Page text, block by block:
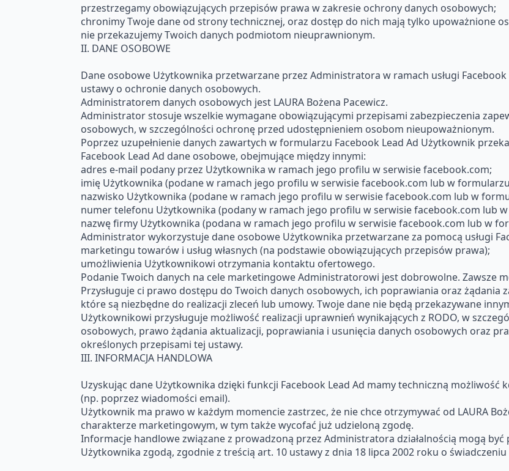
przestrzegamy obowiązujących przepisów prawa w zakresie ochrony danych osobowych;
chronimy Twoje dane od strony technicznej, oraz dostęp do nich mają tylko upoważnione
nie przekazujemy Twoich danych podmiotom nieuprawnionym.
II. DANE OSOBOWE
Dane osobowe Użytkownika przetwarzane przez Administratora w ramach usługi
ustawy o ochronie danych osobowych.
Administratorem danych osobowych jest LAURA Bożena Pacewicz.
Administrator stosuje wszelkie wymagane obowiązującymi przepisami zabezpieczenia
osobowych, w szczególności ochronę przed udostępnieniem osobom nieupoważnionym.
Poprzez uzupełnienie danych zawartych w formularzu Facebook Lead Ad Użytkownik
Facebook Lead Ad dane osobowe, obejmujące między innymi:
adres e-mail podany przez Użytkownika w ramach jego profilu w serwisie facebook.com;
imię Użytkownika (podane w ramach jego profilu w serwisie facebook.com lub w
nazwisko Użytkownika (podane w ramach jego profilu w serwisie facebook.com lub w
numer telefonu Użytkownika (podany w ramach jego profilu w serwisie facebook.com lub
nazwę firmy Użytkownika (podana w ramach jego profilu w serwisie facebook.com lub w
Administrator wykorzystuje dane osobowe Użytkownika przetwarzane za pomocą usługi
marketingu towarów i usług własnych (na podstawie obowiązujących przepisów prawa);
umożliwienia Użytkownikowi otrzymania kontaktu ofertowego.
Podanie Twoich danych na cele marketingowe Administratorowi jest dobrowolne. Zawsze
Przysługuje ci prawo dostępu do Twoich danych osobowych, ich poprawiania oraz
które są niezbędne do realizacji zleceń lub umowy. Twoje dane nie będą przekazywane
Użytkownikowi przysługuje możliwość realizacji uprawnień wynikających z RODO, w
osobowych, prawo żądania aktualizacji, poprawiania i usunięcia danych osobowych oraz
określonych przepisami tej ustawy.
III. INFORMACJA HANDLOWA
Uzyskując dane Użytkownika dzięki funkcji Facebook Lead Ad mamy techniczną możliwość
(np. poprzez wiadomości email).
Użytkownik ma prawo w każdym momencie zastrzec, że nie chce otrzymywać od LAURA
charakterze marketingowym, w tym także wycofać już udzieloną zgodę.
Informacje handlowe związane z prowadzoną przez Administratora działalnością mogą być
Użytkownika zgodą, zgodnie z treścią art. 10 ustawy z dnia 18 lipca 2002 roku o